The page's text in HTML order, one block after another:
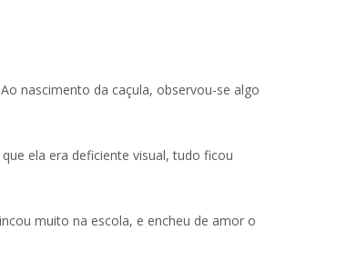
nascimento da caçula, observou-se algo
ela era deficiente visual, tudo ficou
muito na escola, e encheu de amor o